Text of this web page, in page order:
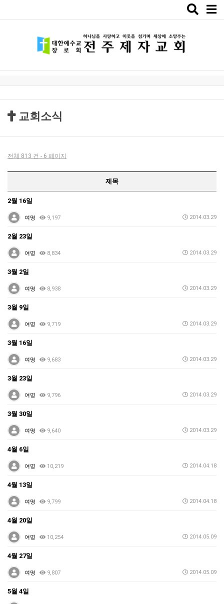
Toggle
교회소식
전체 813 건 - 6 페이지
제목
2월 16일
여명 9,197 2014.03.29
2월 23일
여명 8,834 2014.03.29
3월 2일
여명 8,938 2014.03.29
3월 9일
여명 9,719 2014.03.29
3월 16일
여명 9,683 2014.03.29
3월 23일
여명 9,796 2014.03.29
3월 30일
여명 9,640 2014.03.29
4월 6일
여명 10,219 2014.04.18
4월 13일
여명 9,799 2014.04.18
4월 20일
여명 10,254 2014.05.09
4월 27일
여명 9,807 2014.05.09
5월 4일